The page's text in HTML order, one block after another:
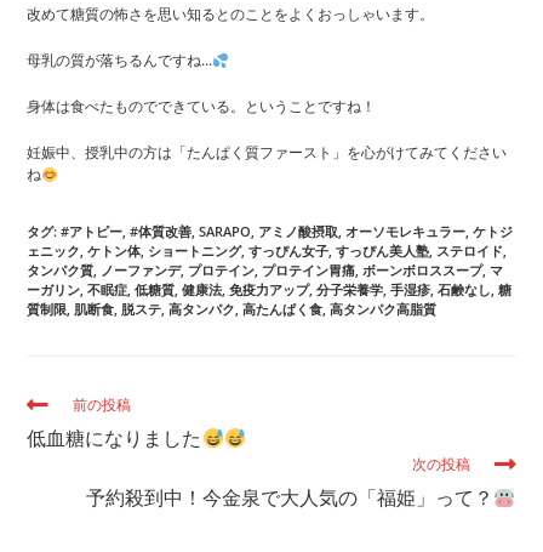
改めて糖質の怖さを思い知るとのことをよくおっしゃいます。
母乳の質が落ちるんですね…
身体は食べたものでできている。ということですね！
妊娠中、授乳中の方は「たんぱく質ファースト」を心がけてみてください
ね
タグ:#アトピー, #体質改善, SARAPO, アミノ酸摂取, オーソモレキュラー, ケトジ
ェニック, ケトン体, ショートニング, すっぴん女子, すっぴん美人塾, ステロイド,
タンパク質, ノーファンデ, プロテイン, プロテイン胃痛, ボーンボロススープ, マ
ーガリン, 不眠症, 低糖質, 健康法, 免疫力アップ, 分子栄養学, 手湿疹, 石鹸なし, 糖
質制限, 肌断食, 脱ステ, 高タンパク, 高たんぱく食, 高タンパク高脂質
そ
の
他
前の投稿
低血糖になりました
次の投稿
予約殺到中！今金泉で大人気の「福姫」って？